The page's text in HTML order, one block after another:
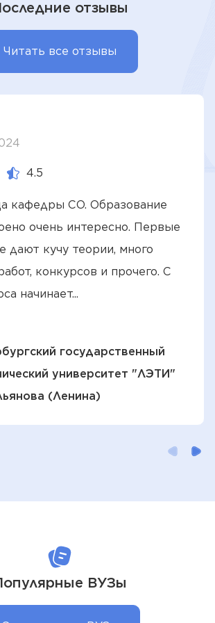
отзывы
Читать все отзывы
4.5
кафедры СО. Образование
очень интересно. Первые
дают кучу теории, много
конкурсов и прочего. С
начинает...
государственный
университет "ЛЭТИ"
(Ленина)
ВУЗы